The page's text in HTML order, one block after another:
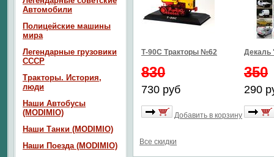
Т-90С Тракторы №62
830
730 руб
Добавить в корзину
Декаль
350
290
Все скидки
Автомобили
Полицейские машины
мира
Легендарные грузовики
СССР
Тракторы. История,
люди
Наши Автобусы
(MODIMIO)
Наши Танки (MODIMIO)
Наши Поезда (MODIMIO)